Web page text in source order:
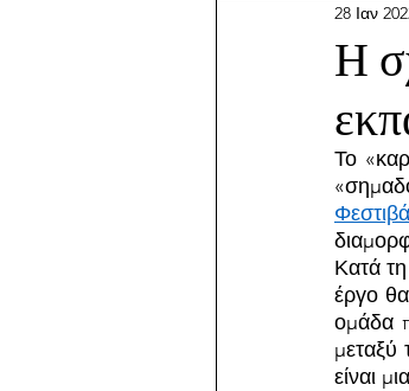
Η
28 Ιαν
Το
Κατά
έργο
ομάδα
μεταξύ
είναι